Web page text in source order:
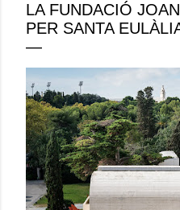
LA FUNDACIÓ
PER SANTA